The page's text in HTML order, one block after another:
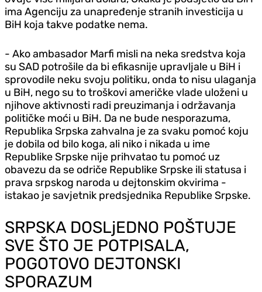
ima Agenciju za unapređenje stranih investicija u
BiH koja takve podatke nema.
- Ako ambasador Marfi misli na neka sredstva koja
su SAD potrošile da bi efikasnije upravljale u BiH i
sprovodile neku svoju politiku, onda to nisu ulaganja
u BiH, nego su to troškovi američke vlade uloženi u
njihove aktivnosti radi preuzimanja i održavanja
političke moći u BiH. Da ne bude nesporazuma,
Republika Srpska zahvalna je za svaku pomoć koju
je dobila od bilo koga, ali niko i nikada u ime
Republike Srpske nije prihvatao tu pomoć uz
obavezu da se odriče Republike Srpske ili statusa i
prava srpskog naroda u dejtonskim okvirima -
istakao je savjetnik predsjednika Republike Srpske.
SRPSKA DOSLjEDNO POŠTUJE
SVE ŠTO JE POTPISALA,
POGOTOVO DEJTONSKI
SPORAZUM